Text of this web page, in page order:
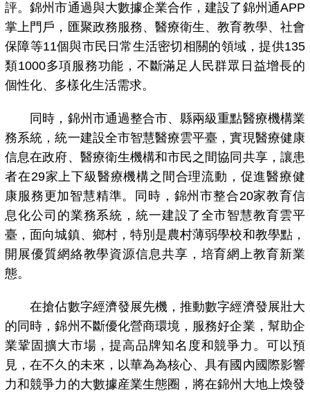
評。錦州市通過與大數據企業合作，建設了錦州通APP
掌上門戶，匯聚政務服務、醫療衛生、教育教學、社會
保障等11個與市民日常生活密切相關的領域，提供135
類1000多項服務功能，不斷滿足人民群眾日益增長的
個性化、多樣化生活需求。
同時，錦州市通過整合市、縣兩級重點醫療機構業
務系統，統一建設全市智慧醫療雲平臺，實現醫療健康
信息在政府、醫療衛生機構和市民之間協同共享，讓患
者在29家上下級醫療機構之間合理流動，促進醫療健
康服務更加智慧精準。同時，錦州市整合20家教育信
息化公司的業務系統，統一建設了全市智慧教育雲平
臺，面向城鎮、鄉村，特別是農村薄弱學校和教學點，
開展優質網絡教學資源信息共享，培育網上教育新業
態。
在搶佔數字經濟發展先機，推動數字經濟發展壯大
的同時，錦州不斷優化營商環境，服務好企業，幫助企
業鞏固擴大市場，提高品牌知名度和競爭力。可以預
見，在不久的未來，以華為為核心、具有國內國際影響
力和競爭力的大數據産業生態圈，將在錦州大地上煥發